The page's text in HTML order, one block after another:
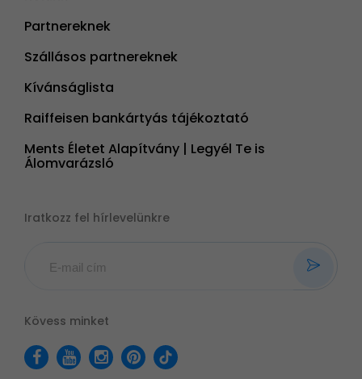
Partnereknek
Szállásos partnereknek
Kívánságlista
Raiffeisen bankártyás tájékoztató
Ments Életet Alapítvány | Legyél Te is
Álomvarázsló
Iratkozz fel hírlevelünkre
Kövess minket